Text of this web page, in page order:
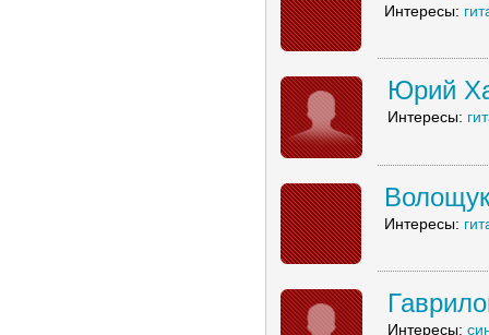
Интересы:
Юрий
Интересы:
Интересы:
Интересы: